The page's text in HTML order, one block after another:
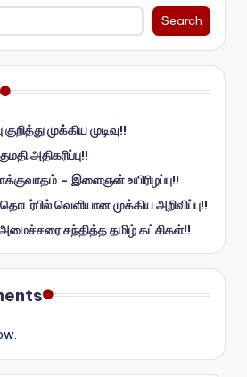
Search
முக்கிய முடிவு!!
அதிகரிப்பு!!
– இளைஞன் உயிரிழப்பு!!
வெளியான முக்கிய அறிவிப்பு!!
சந்தித்த தமிழ் கட்சிகள்!!